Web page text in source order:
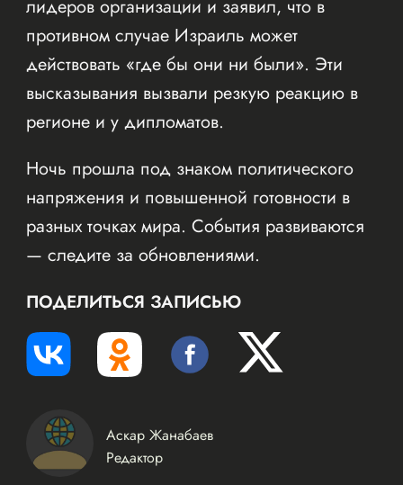
лидеров организации и заявил, что в
противном случае Израиль может
действовать «где бы они ни были». Эти
высказывания вызвали резкую реакцию в
регионе и у дипломатов.
Ночь прошла под знаком политического
напряжения и повышенной готовности в
разных точках мира. События развиваются
— следите за обновлениями.
ПОДЕЛИТЬСЯ ЗАПИСЬЮ
Аскар Жанабаев
Редактор